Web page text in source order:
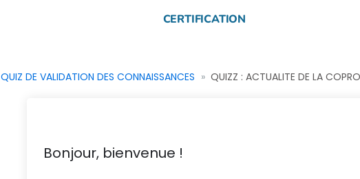
CERTIFICATION
QUIZ DE VALIDATION DES CONNAISSANCES QUIZZ : ACTUALITE DE LA
Bonjour, bienvenue !